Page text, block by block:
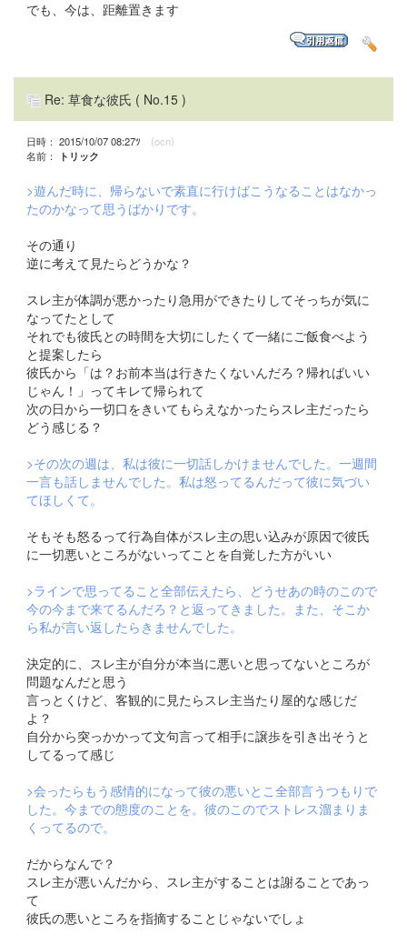
でも、今は、距離置きます
Re: 草食な彼氏 ( No.15 )
日時： 2015/10/07 08:27ﾂ (ocn)
名前：
トリック
>遊んだ時に、帰らないで素直に行けばこうなることはなかっ
たのかなって思うばかりです。
その通り
逆に考えて見たらどうかな？
スレ主が体調が悪かったり急用ができたりしてそっちが気に
なってたとして
それでも彼氏との時間を大切にしたくて一緒にご飯食べよう
と提案したら
彼氏から「は？お前本当は行きたくないんだろ？帰ればいい
じゃん！」ってキレて帰られて
次の日から一切口をきいてもらえなかったらスレ主だったら
どう感じる？
>その次の週は、私は彼に一切話しかけませんでした。一週間
一言も話しませんでした。私は怒ってるんだって彼に気づい
てほしくて。
そもそも怒るって行為自体がスレ主の思い込みが原因で彼氏
に一切悪いところがないってことを自覚した方がいい
>ラインで思ってること全部伝えたら、どうせあの時のこので
今の今まで来てるんだろ？と返ってきました。また、そこか
ら私が言い返したらきませんでした。
決定的に、スレ主が自分が本当に悪いと思ってないところが
問題なんだと思う
言っとくけど、客観的に見たらスレ主当たり屋的な感じだ
よ？
自分から突っかかって文句言って相手に譲歩を引き出そうと
してるって感じ
>会ったらもう感情的になって彼の悪いとこ全部言うつもりで
した。今までの態度のことを。彼のこのでストレス溜まりま
くってるので。
だからなんで？
スレ主が悪いんだから、スレ主がすることは謝ることであっ
て
彼氏の悪いところを指摘することじゃないでしょ